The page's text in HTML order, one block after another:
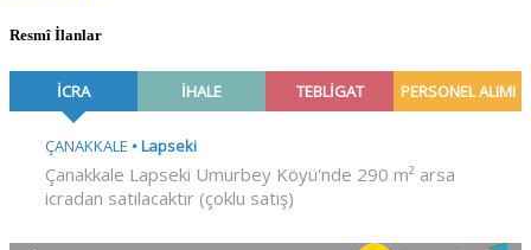
Resmî İlanlar